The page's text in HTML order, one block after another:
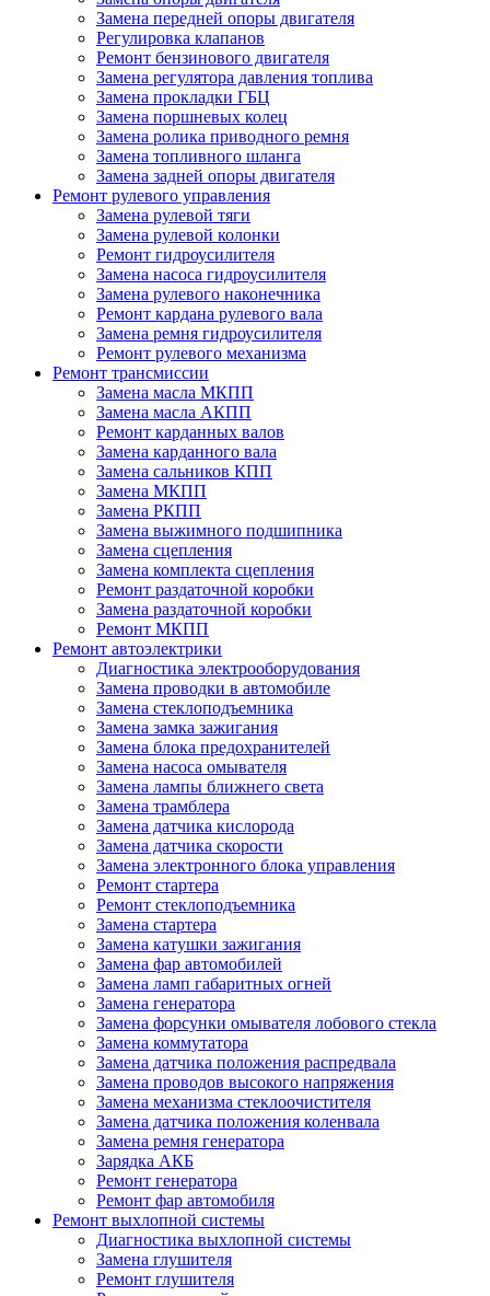
Замена передней опоры двигателя
Регулировка клапанов
Ремонт бензинового двигателя
Замена регулятора давления топлива
Замена прокладки ГБЦ
Замена поршневых колец
Замена ролика приводного ремня
Замена топливного шланга
Замена задней опоры двигателя
Ремонт рулевого управления
Замена рулевой тяги
Замена рулевой колонки
Ремонт гидроусилителя
Замена насоса гидроусилителя
Замена рулевого наконечника
Ремонт кардана рулевого вала
Замена ремня гидроусилителя
Ремонт рулевого механизма
Ремонт трансмиссии
Замена масла МКПП
Замена масла АКПП
Ремонт карданных валов
Замена карданного вала
Замена сальников КПП
Замена МКПП
Замена РКПП
Замена выжимного подшипника
Замена сцепления
Замена комплекта сцепления
Ремонт раздаточной коробки
Замена раздаточной коробки
Ремонт МКПП
Ремонт автоэлектрики
Диагностика электрооборудования
Замена проводки в автомобиле
Замена стеклоподъемника
Замена замка зажигания
Замена блока предохранителей
Замена насоса омывателя
Замена лампы ближнего света
Замена трамблера
Замена датчика кислорода
Замена датчика скорости
Замена электронного блока управления
Ремонт стартера
Ремонт стеклоподъемника
Замена стартера
Замена катушки зажигания
Замена фар автомобилей
Замена ламп габаритных огней
Замена генератора
Замена форсунки омывателя лобового стекла
Замена коммутатора
Замена датчика положения распредвала
Замена проводов высокого напряжения
Замена механизма стеклоочистителя
Замена датчика положения коленвала
Замена ремня генератора
Зарядка АКБ
Ремонт генератора
Ремонт фар автомобиля
Ремонт выхлопной системы
Диагностика выхлопной системы
Замена глушителя
Ремонт глушителя